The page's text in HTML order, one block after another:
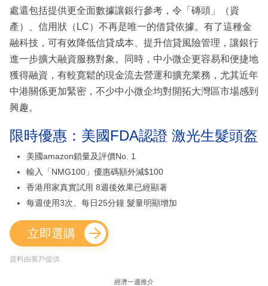
處還包括提供更全面數據讓銀行參考，令「磚頭」（資
產）、信用狀（LC）不再是唯一的借貸依據。有了這種金
融科技，可有效降低信貸成本、提升信貸風險管理，讓銀行
進一步擴大融資服務對象。同時，中小微企更容易和便捷地
獲得融資，有較寛鬆的現金流去營運和擴充業務，尤其近年
中港關係更加緊密，不少中小微企均對開拓大灣區市場感到
興趣。
限時優惠：美國FDA認證 激光生髮頭盔
美國amazon鎖量及評價No. 1
輸入「NMG100」優惠碼額外減$100
香港用家真實試用 8週後效果已經顯著
每週使用3次、每日25分鐘 髮量明顯增加
立即選購
資料由客戶提供
經濟一週推介